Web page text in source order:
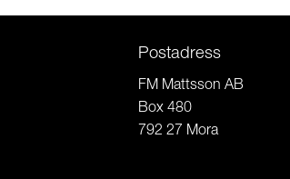
Postadress
FM Mattsson AB
Box 480
792 27 Mora